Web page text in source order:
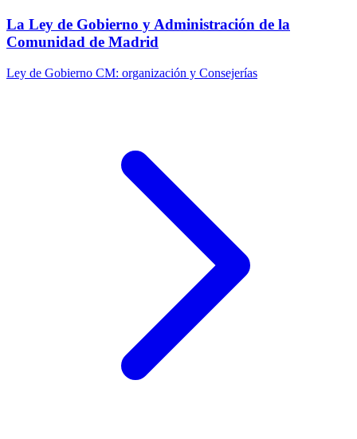
La Ley de Gobierno y Administración de la
Comunidad de Madrid
Ley de Gobierno CM: organización y Consejerías